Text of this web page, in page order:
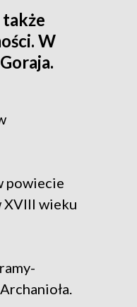
W
powiecie
XVIII wieku